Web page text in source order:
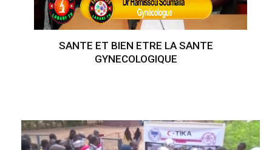
SANTE ET BIEN ETRE LA SANTE
GYNECOLOGIQUE